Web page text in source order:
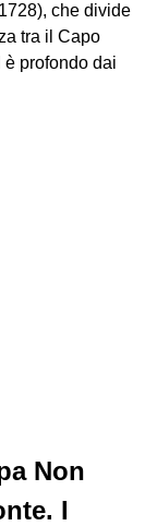
che divide
tra il Capo
profondo dai
Non
I